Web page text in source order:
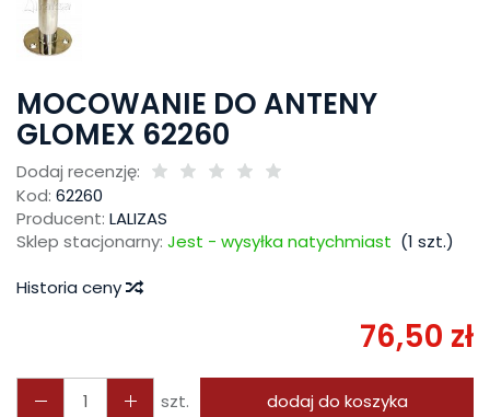
MOCOWANIE DO ANTENY
GLOMEX 62260
Dodaj recenzję:
Kod: 62260
Producent: LALIZAS
Sklep stacjonarny: Jest - wysyłka natychmiast (1 szt.)
Historia ceny
76,50 zł
szt. dodaj do koszyka